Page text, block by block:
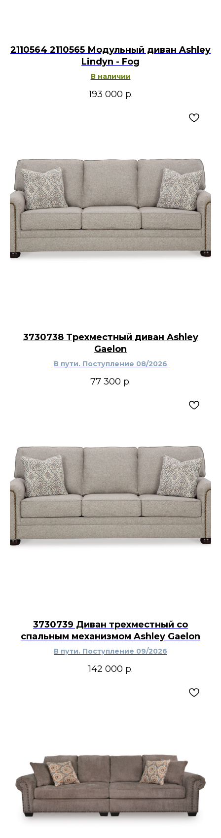
2110564 2110565 Модульный диван Ashley
Lindyn - Fog
В наличии
193 000 р.
3730738 Трехместный диван Ashley
Gaelon
В пути. Поступление 08/2026
77 300 р.
3730739 Диван трехместный со
спальным механизмом Ashley Gaelon
В пути. Поступление 09/2026
142 000 р.